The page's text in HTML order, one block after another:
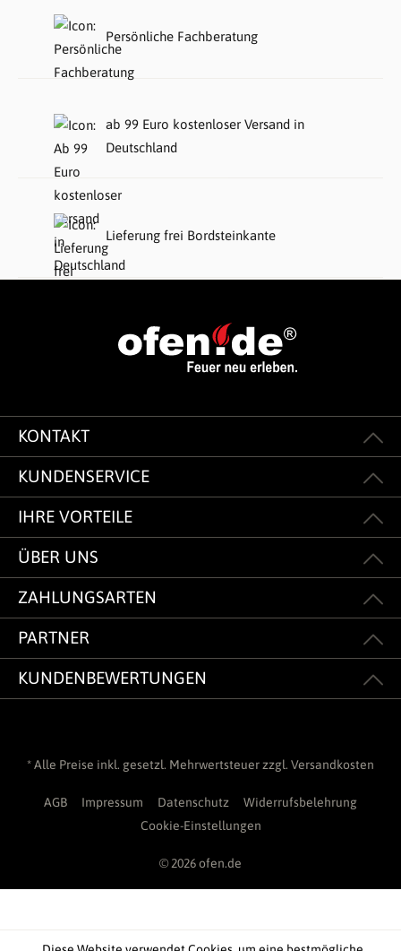
Persönliche Fachberatung
ab 99 Euro kostenloser Versand in
Deutschland
Lieferung frei Bordsteinkante
KONTAKT
KUNDENSERVICE
IHRE VORTEILE
ÜBER UNS
ZAHLUNGSARTEN
PARTNER
KUNDENBEWERTUNGEN
* Alle Preise inkl. gesetzl. Mehrwertsteuer zzgl. Versandkosten
AGB Impressum Datenschutz
Widerrufsbelehrung
Cookie-Einstellungen
© 2026 ofen.de